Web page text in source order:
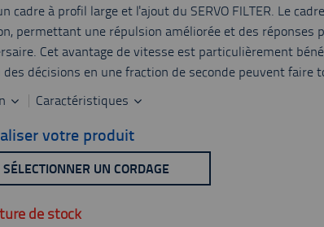
cadre à profil large et l'ajout du SERVO FILTER. Le
permettant une répulsion améliorée et des réponses
Cet avantage de vitesse est particulièrement
des décisions en une fraction de seconde peuvent faire
Caractéristiques
votre produit
SÉLECTIONNER UN CORDAGE
de stock